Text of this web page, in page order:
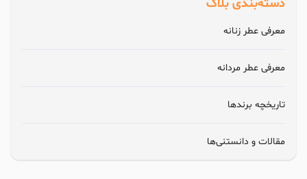
دسته‌بندی بلاگ
معرفی عطر زنانه
معرفی عطر مردانه
تاریخچه برندها
مقالات و دانستنی‌ها